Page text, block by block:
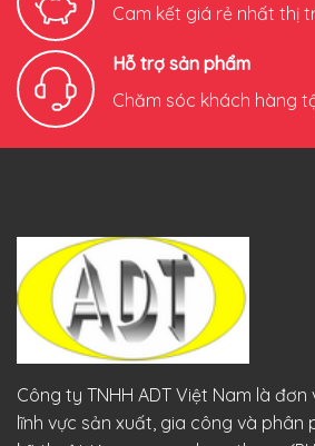
Cam kết giá rẻ nhất thị
Hỗ trợ sản phẩm
Chăm sóc khách hàng
Công ty TNHH ADT Việt Nam là
lĩnh vực sản xuất, gia công và phân